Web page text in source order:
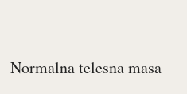
Normalna telesna masa